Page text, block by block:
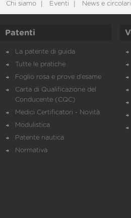
Chi siamo Eventi News e circolari
Patenti
La patente di guida
Tutte le pratiche
Foglio rosa e prove d’esame
Carta di Qualificazione del
Conducente (CQC)
Medici Certificatori - Novità
Modulistica
Patente nautica
Normativa